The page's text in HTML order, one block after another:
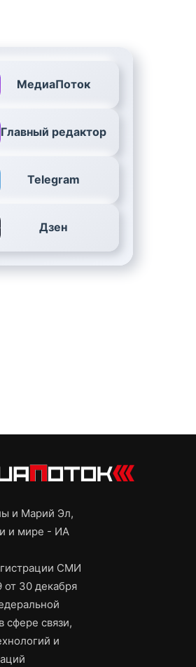
МедиаПоток
Главный редактор
Telegram
Дзен
и Марий Эл,
и мире - ИА
СМИ
30 декабря
сфере связи,
и